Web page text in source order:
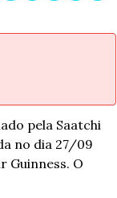
pela Saatchi
no dia 27/09
Guinness. O